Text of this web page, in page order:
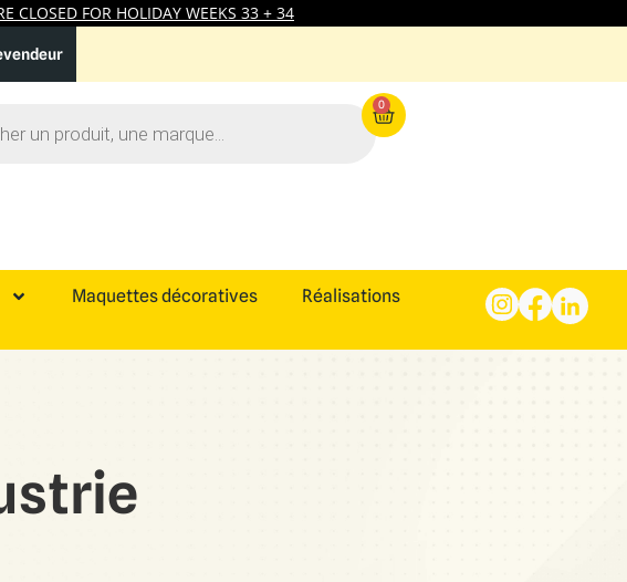
CLOSED FOR HOLIDAY WEEKS 33 + 34
0
Maquettes décoratives Réalisations